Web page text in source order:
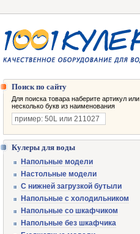
Поиск по сайту
Для поиска товара наберите артикул или
несколько букв из наименования
Кулеры для воды
Напольные модели
Настольные модели
С нижней загрузкой бутыли
Напольные с холодильником
Напольные со шкафчиком
Напольные без шкафчика